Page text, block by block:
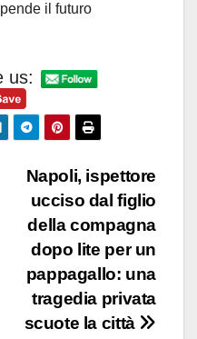
il futuro
us:
Napoli, ispettore
ucciso dal figlio
della compagna
dopo lite per un
pappagallo: una
tragedia privata
scuote la città